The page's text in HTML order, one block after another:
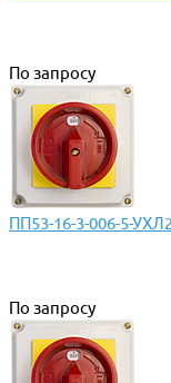
По запросу
ПП53-16-3-006-5-
По запросу